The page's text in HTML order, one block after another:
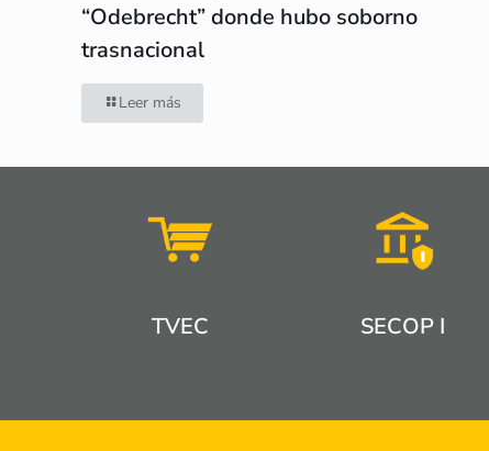
“Odebrecht” donde hubo soborno
trasnacional
Leer más
TVEC SECOP I